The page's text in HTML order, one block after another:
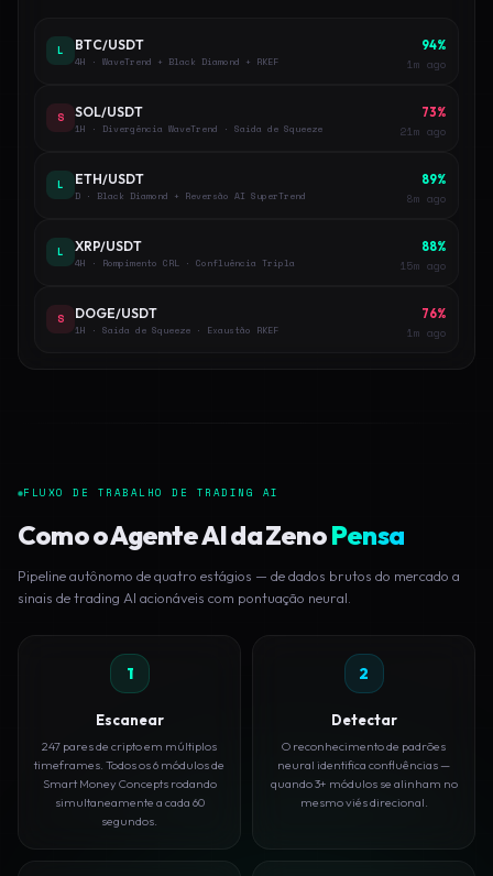
L BTC/USDT
4H · WaveTrend + Black Diamond + RKEF
94%
just now
S SOL/USDT
1H · Divergência WaveTrend · Saída de Squeeze
77%
21m ago
L ETH/USDT
D · Black Diamond + Reversão AI SuperTrend
91%
33m ago
L XRP/USDT
4H · Rompimento CRL · Confluência Tripla
85%
15m ago
S DOGE/USDT
1H · Saída de Squeeze · Exaustão RKEF
71%
21m ago
FLUXO DE TRABALHO DE TRADING AI
Como o Agente AI da ZenoPensa
Pipeline autônomo de quatro estágios — de dados brutos do mercado a
sinais de trading AI acionáveis com pontuação neural.
1
Escanear
247 pares de cripto em múltiplos
timeframes. Todos os 6 módulos de
Smart Money Concepts rodando
simultaneamente a cada 60
segundos.
2
Detectar
O reconhecimento de padrões
neural identifica confluências —
quando 3+ módulos se alinham no
mesmo viés direcional.